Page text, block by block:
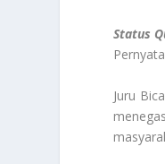
Status
Juru